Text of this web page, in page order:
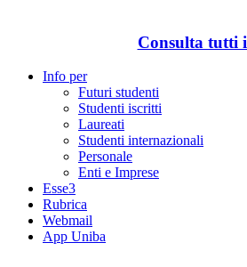
Consulta tutti
Info per
Futuri studenti
Studenti iscritti
Laureati
Studenti internazionali
Personale
Enti e Imprese
Esse3
Rubrica
Webmail
App Uniba